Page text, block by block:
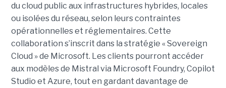
du cloud public aux infrastructures hybrides, locales
ou isolées du réseau, selon leurs contraintes
opérationnelles et réglementaires. Cette
collaboration s’inscrit dans la stratégie « Sovereign
Cloud » de Microsoft. Les clients pourront accéder
aux modèles de Mistral via Microsoft Foundry, Copilot
Studio et Azure, tout en gardant davantage de